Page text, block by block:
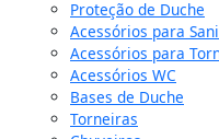
Proteção de Duche
Acessórios para
Acessórios para
Acessórios WC
Bases de Duche
Torneiras